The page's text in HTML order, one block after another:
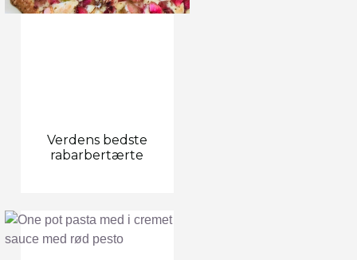
Verdens bedste
rabarbertærte